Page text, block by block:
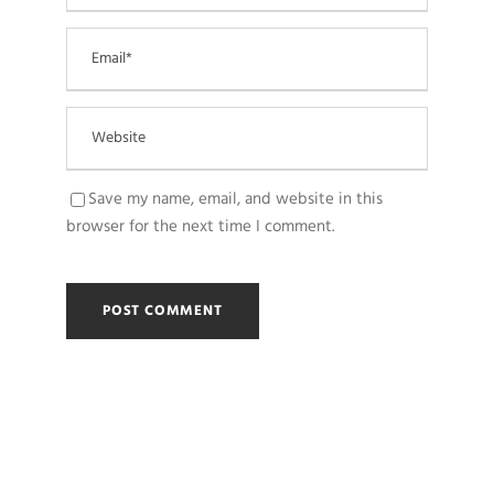
Save my name, email, and website in this
browser for the next time I comment.